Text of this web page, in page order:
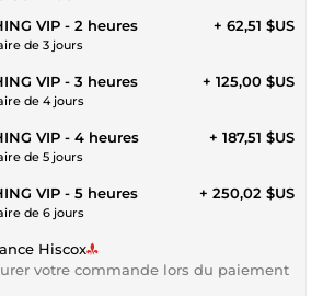
VIP - 2 heures
de 3 jours
+ 62,51 $US
VIP - 3 heures
de 4 jours
+ 125,00 $US
VIP - 4 heures
de 5 jours
+ 187,51 $US
VIP - 5 heures
de 6 jours
+ 250,02 $US
Hiscox
votre commande lors du paiement